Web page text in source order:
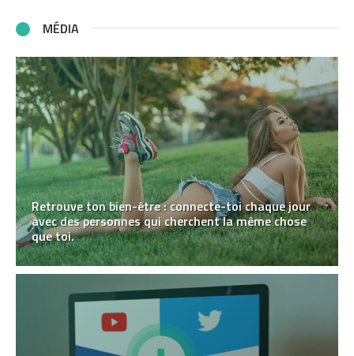
MÉDIA
Retrouve ton bien-être : connecte-toi chaque jour
avec des personnes qui cherchent la même chose
que toi.